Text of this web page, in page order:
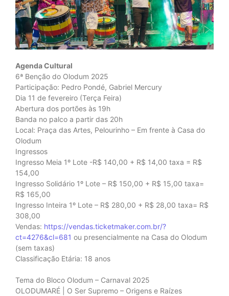
Agenda Cultural
6ª Benção do Olodum 2025
Participação: Pedro Pondé, Gabriel Mercury
Dia 11 de fevereiro (Terça Feira)
Abertura dos portões às 19h
Banda no palco a partir das 20h
Local: Praça das Artes, Pelourinho – Em frente à Casa do
Olodum
Ingressos
Ingresso Meia 1º Lote -R$ 140,00 + R$ 14,00 taxa = R$
154,00
Ingresso Solidário 1º Lote – R$ 150,00 + R$ 15,00 taxa=
R$ 165,00
Ingresso Inteira 1º Lote – R$ 280,00 + R$ 28,00 taxa= R$
308,00
Vendas: https://vendas.ticketmaker.com.br/?
ct=4276&cl=681 ou presencialmente na Casa do Olodum
(sem taxas)
Classificação Etária: 18 anos
Tema do Bloco Olodum – Carnaval 2025
OLODUMARÉ | O Ser Supremo – Origens e Raízes